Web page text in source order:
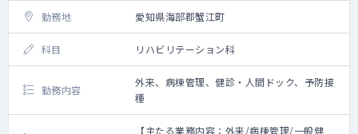
勤務地 愛知県海部郡蟹江町
科目 リハビリテーション科
勤務内容
外来、病棟管理、健診・人間ドック、予防接
種
【主たる業務内容：外来/病棟管理/一般健